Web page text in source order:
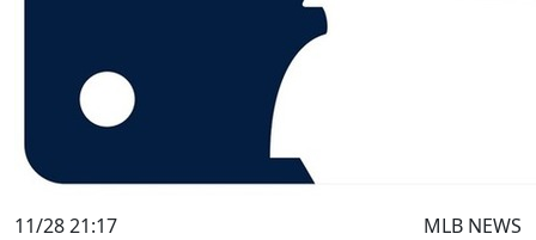
11/28 21:17
MLB NEWS